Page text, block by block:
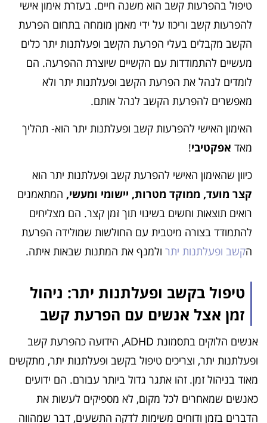
טיפול בהפרעות קשב הוא משנה חיים. בעזרת אימון אישי
להפרעות קשב וריכוז על ידי מאמן מומחה בתחום הפרעת
הקשב מקבלים בעלי הפרעת הקשב ופעלתנות יתר כלים
מעשיים להתמודדות עם הקשיים שיוצרת ההפרעה. הם
לומדים לנהל את הפרעת הקשב ופעלתנות יתר ולא
מאפשרים להפרעת הקשב לנהל אותם.
האימון האישי להפרעות קשב ופעלתנות יתר הוא- תהליך
מאד אפקטיבי!
כיוון שהאימון האישי להפרעת קשב ופעלתנות יתר הוא
קצר מועד, ממוקד מטרות, יישומי ומעשי, המתאמנים
רואים תוצאות וחשים בשינוי תוך זמן קצר. הם מצליחים
להתמודד בצורה מיטבית עם החולשות שמולידה הפרעת
הקשב ופעלתנות יתר ולמנף את המתנות שבאות איתה.
טיפול בקשב ופעלתנות יתר: ניהול
זמן אצל אנשים עם הפרעת קשב
אנשים הלוקים בתסמונת ADHD, הידועה כהפרעת קשב
ופעלתנות יתר, וצריכים טיפול בקשב ופעלתנות יתר, מתקשים
מאוד בניהול זמן. זהו אתגר גדול ביותר עבורם. הם ידועים
כאנשים שמאחרים לכל מקום, לא מספיקים לעשות את
הדברים בזמן ודוחים משימות לדקה התשעים, דבר שמהווה